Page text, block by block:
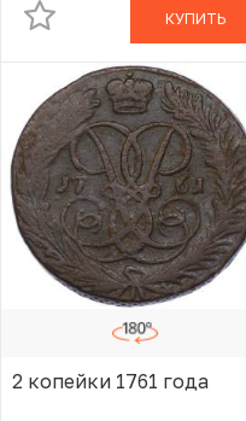
КУПИТЬ
2 копейки 1761 года